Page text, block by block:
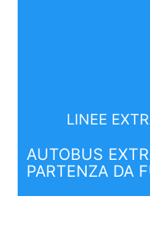
LINEE
AUTOBUS
PARTENZA DA